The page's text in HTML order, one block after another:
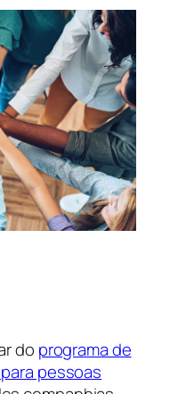
do programa de
pessoas